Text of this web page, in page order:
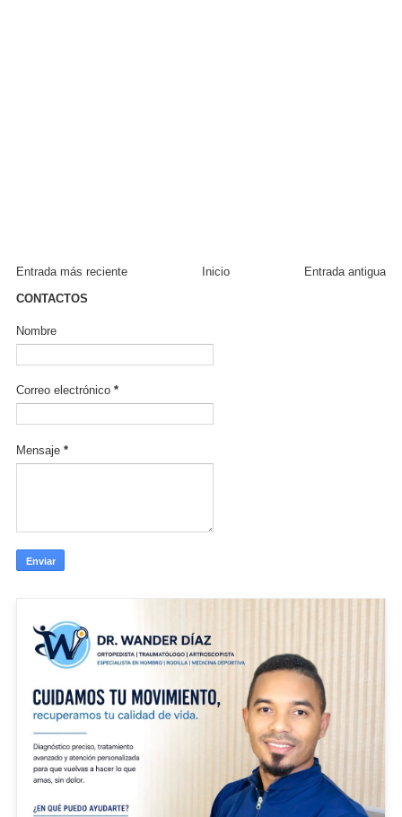
Entrada más reciente Entrada antigua
Inicio
CONTACTOS
Nombre
Correo electrónico *
Mensaje *